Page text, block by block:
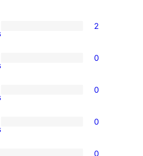
2
0
0
0
0